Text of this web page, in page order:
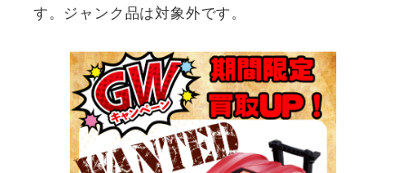
す。ジャンク品は対象外です。